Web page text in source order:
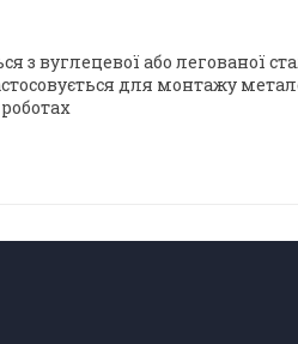
з вуглецевої або легованої
для монтажу